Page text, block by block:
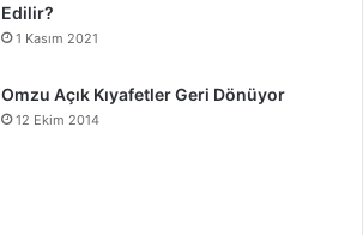
Edilir?
1 Kasım 2021
Omzu Açık Kıyafetler Geri Dönüyor
12 Ekim 2014